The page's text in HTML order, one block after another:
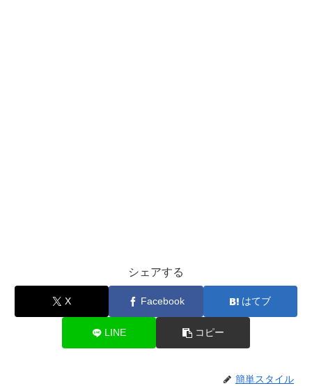
シェアする
X Facebook はてブ
LINE コピー
簡単スタイル